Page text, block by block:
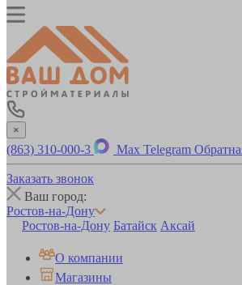
×
(863) 310-000-3 Max Telegram
Заказать звонок
Ваш город:
Ростов-на-Дону
Ростов-на-Дону Батайск Аксай
О компании
Магазины